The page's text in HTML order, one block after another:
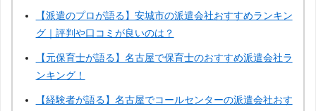
【派遣のプロが語る】安城市の派遣会社おすすめランキン
グ｜評判や口コミが良いのは？
【元保育士が語る】名古屋で保育士のおすすめ派遣会社ラ
ンキング！
【経験者が語る】名古屋でコールセンターの派遣会社おす